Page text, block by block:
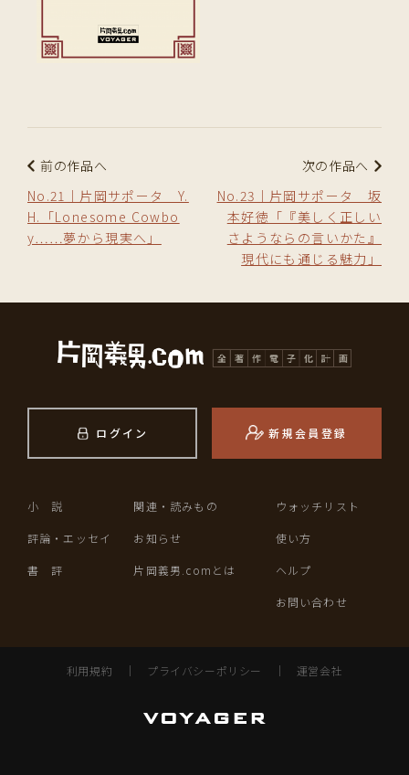
前の作品へ
No.21｜片岡サポータ Y.
H.「Lonesome Cowbo
y……夢から現実へ」
次の作品へ
No.23｜片岡サポータ 坂
本好徳「『美しく正しい
さようならの言いかた』
現代にも通じる魅力」
ログイン 新規会員登録
小 説
評論・エッセイ
書 評
関連・読みもの
お知らせ
片岡義男.comとは
ウォッチリスト
使い方
ヘルプ
お問い合わせ
利用規約 ｜ プライバシーポリシー ｜ 運営会社